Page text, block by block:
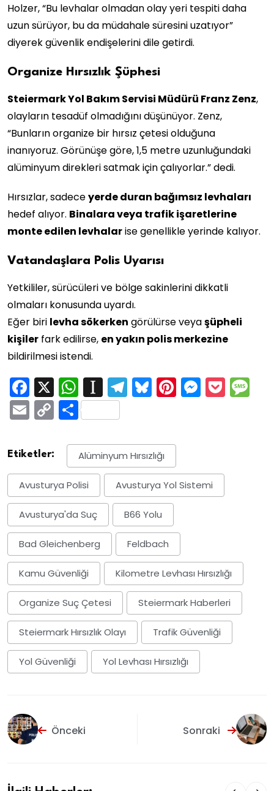
Holzer, “Bu levhalar olmadan olay yeri tespiti daha
uzun sürüyor, bu da müdahale süresini uzatıyor”
diyerek güvenlik endişelerini dile getirdi.
Organize Hırsızlık Şüphesi
Steiermark Yol Bakım Servisi Müdürü Franz Zenz,
olayların tesadüf olmadığını düşünüyor. Zenz,
“Bunların organize bir hırsız çetesi olduğuna
inanıyoruz. Görünüşe göre, 1,5 metre uzunluğundaki
alüminyum direkleri satmak için çalıyorlar.” dedi.
Hırsızlar, sadeceyerde duran bağımsız levhaları
hedef alıyor. Binalara veya trafik işaretlerine
monte edilen levhalarise genellikle yerinde kalıyor.
Vatandaşlara Polis Uyarısı
Yetkililer, sürücüleri ve bölge sakinlerini dikkatli
olmaları konusunda uyardı.
Eğer biri levha sökerken görülürse veyaşüpheli
kişiler fark edilirse, en yakın polis merkezine
bildirilmesi istendi.
Facebook
X WhatsApp
Instapaper
Telegram
Bluesky
Pinterest
EmailCopy
Link
Share
Etiketler: Alüminyum Hırsızlığı
Avusturya Polisi Avusturya Yol Sistemi
Avusturya'da Suç B66 Yolu
Bad Gleichenberg Feldbach
Kamu Güvenliği Kilometre Levhası Hırsızlığı
Organize Suç Çetesi Steiermark Haberleri
Steiermark Hırsızlık Olayı Trafik Güvenliği
Yol Güvenliği Yol Levhası Hırsızlığı
Önceki Sonraki